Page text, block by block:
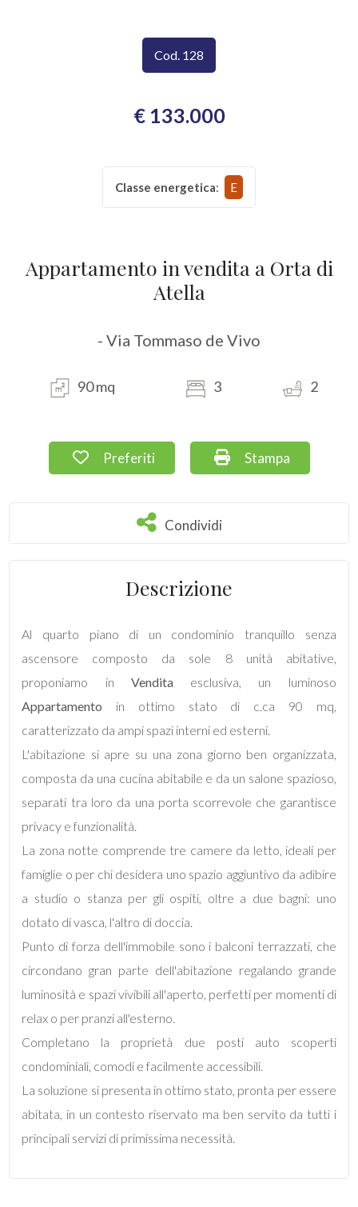
Cod. 128
€ 133.000
Classe energetica: E
Appartamento in vendita a Orta di
Atella
- Via Tommaso de Vivo
90 mq 3 2
Preferiti: Cod. 128
Preferiti Stampa: Cod. 128
Stampa
Condividi
Condividi
Descrizione
Al quarto piano di un condominio tranquillo senza
ascensore composto da sole 8 unità abitative,
proponiamo in Venditaesclusiva, un luminoso
Appartamento in ottimo stato di c.ca 90 mq,
caratterizzato da ampi spazi interni ed esterni.
L'abitazione si apre su una zona giorno ben organizzata,
composta da una cucina abitabile e da un salone spazioso,
separati tra loro da una porta scorrevole che garantisce
privacy e funzionalità.
La zona notte comprende tre camere da letto, ideali per
famiglie o per chi desidera uno spazio aggiuntivo da adibire
a studio o stanza per gli ospiti, oltre a due bagni: uno
dotato di vasca, l'altro di doccia.
Punto di forza dell'immobile sono i balconi terrazzati, che
circondano gran parte dell'abitazione regalando grande
luminosità e spazi vivibili all'aperto, perfetti per momenti di
relax o per pranzi all'esterno.
Completano la proprietà due posti auto scoperti
condominiali, comodi e facilmente accessibili.
La soluzione si presenta in ottimo stato, pronta per essere
abitata, in un contesto riservato ma ben servito da tutti i
principali servizi di primissima necessità.
multiscelta
Commerciali
Terreni
Locali
2
3
4
5